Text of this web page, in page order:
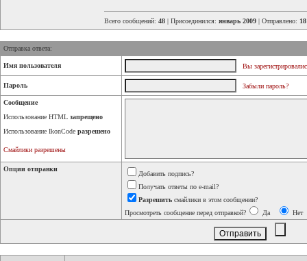
Всего сообщений: 48 | Присоединился: январь 2009 | Отправлено:
Отправка ответа:
Имя пользователя Вы
Пароль Забыли пароль?
Сообщение
Использование HTML запрещено
Использование IkonCode разрешено
Смайлики разрешены
Опции отправки
Добавить подпись?
Получать ответы по e-mail?
Разрешить смайлики в этом сообщении?
Просмотреть сообщение перед отправкой?
Да Нет